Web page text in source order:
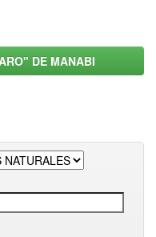
DE MANABI